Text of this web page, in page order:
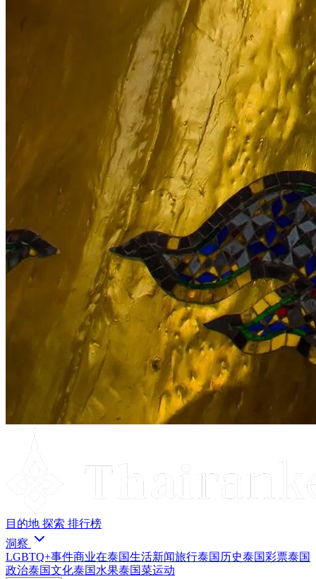
目的地 探索 排行榜
洞察
LGBTQ+事件商业在泰国生活新闻旅行泰国历史泰国彩票泰国
政治泰国文化泰国水果泰国菜运动